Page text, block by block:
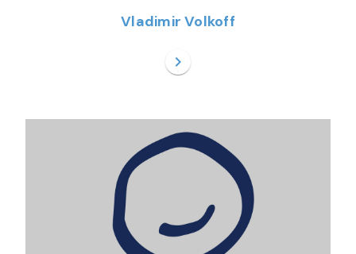
Vladimir Volkoff
chevron_right